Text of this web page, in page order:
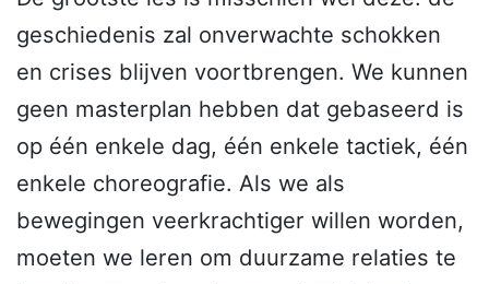
geschiedenis zal onverwachte schokken
en crises blijven voortbrengen. We kunnen
geen masterplan hebben dat gebaseerd is
op één enkele dag, één enkele tactiek, één
enkele choreografie. Als we als
bewegingen veerkrachtiger willen worden,
moeten we leren om duurzame relaties te